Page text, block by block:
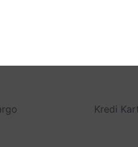
Kredi